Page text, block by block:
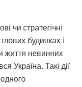
чи стратегічні
будинках і
життя невинних
Україна. Такі дії